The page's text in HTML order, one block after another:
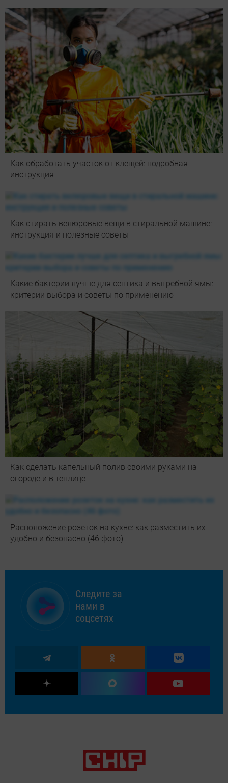
Как обработать участок от клещей: подробная
инструкция
Как стирать велюровые вещи в стиральной машине:
инструкция и полезные советы
Какие бактерии лучше для септика и выгребной ямы:
критерии выбора и советы по применению
Как сделать капельный полив своими руками на
огороде и в теплице
Расположение розеток на кухне: как разместить их
удобно и безопасно (46 фото)
Следите за
нами в
соцсетях